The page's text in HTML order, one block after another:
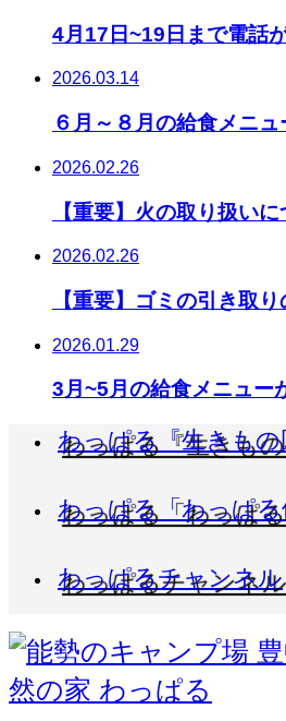
4月17日~19日まで電話
2026.03.14
６月～８月の給食メニ
2026.02.26
【重要】火の取り扱い
2026.02.26
【重要】ゴミの引き取
2026.01.29
3月~5月の給食メニュー
わっぱる『生きもの
わっぱる「わっぱる
わっぱるチャンネル